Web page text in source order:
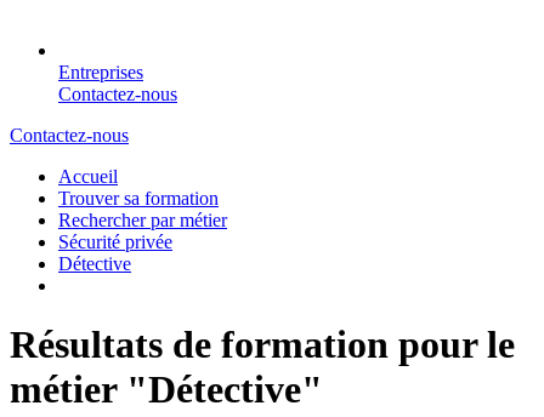
Entreprises
Contactez-nous
Contactez-nous
Accueil
Trouver sa formation
Rechercher par métier
Sécurité privée
Détective
Résultats de formation pour le
métier "Détective"